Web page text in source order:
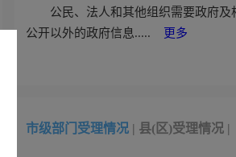
公民、法人和其他组织需要政府及
公开以外的政府信息.....
更多
市级部门受理情况 | 县(区)受理情况 |